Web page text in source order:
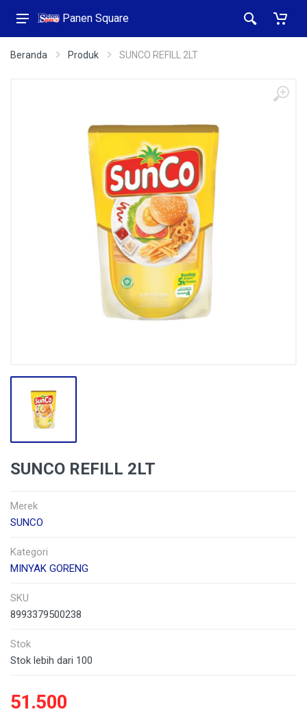
Panen Square
Beranda Produk SUNCO REFILL 2LT
SUNCO REFILL 2LT
Merek
SUNCO
Kategori
MINYAK GORENG
SKU
8993379500238
Stok
Stok lebih dari 100
51.500